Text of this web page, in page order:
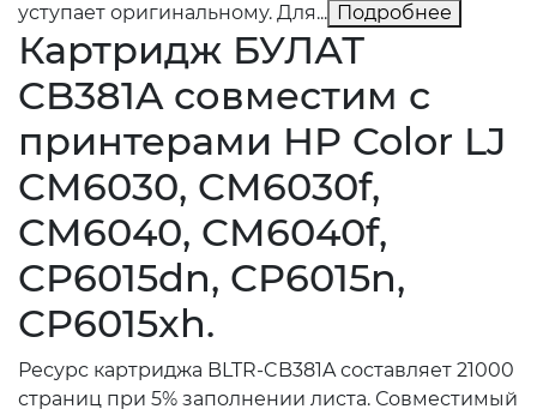
уступает оригинальному. Для... Подробнее
Картридж БУЛАТ
CB381A совместим с
принтерами HP Color LJ
CM6030, CM6030f,
CM6040, CM6040f,
CP6015dn, CP6015n,
CP6015xh.
Ресурс картриджа BLTR-CB381A составляет 21000
страниц при 5% заполнении листа. Совместимый